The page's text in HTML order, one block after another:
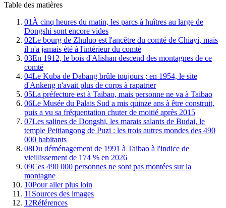
Table des matières
01 À cinq heures du matin, les parcs à huîtres au large de
Dongshi sont encore vides
02Le bourg de Zhuluo est l'ancêtre du comté de Chiayi, mais
il n'a jamais été à l'intérieur du comté
03En 1912, le bois d'Alishan descend des montagnes de ce
comté
04Le Kuba de Dabang brûle toujours ; en 1954, le site
d'Ankeng n'avait plus de corps à rapatrier
05La préfecture est à Taibao, mais personne ne va à Taibao
06Le Musée du Palais Sud a mis quinze ans à être construit,
puis a vu sa fréquentation chuter de moitié après 2015
07Les salines de Dongshi, les marais salants de Budai, le
temple Peitiangong de Puzi : les trois autres mondes des 490
000 habitants
08Du déménagement de 1991 à Taibao à l'indice de
vieillissement de 174 % en 2026
09Ces 490 000 personnes ne sont pas montées sur la
montagne
10Pour aller plus loin
11 Sources des images
12Références